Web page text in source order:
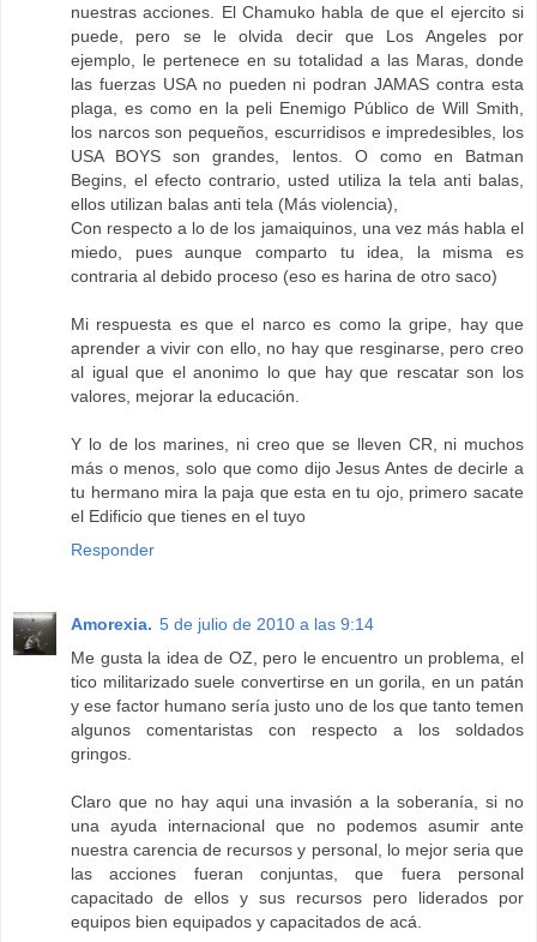
nuestras acciones. El Chamuko habla de que el ejercito si
puede, pero se le olvida decir que Los Angeles por
ejemplo, le pertenece en su totalidad a las Maras, donde
las fuerzas USA no pueden ni podran JAMAS contra esta
plaga, es como en la peli Enemigo Público de Will Smith,
los narcos son pequeños, escurridisos e impredesibles, los
USA BOYS son grandes, lentos. O como en Batman
Begins, el efecto contrario, usted utiliza la tela anti balas,
ellos utilizan balas anti tela (Más violencia),
Con respecto a lo de los jamaiquinos, una vez más habla el
miedo, pues aunque comparto tu idea, la misma es
contraria al debido proceso (eso es harina de otro saco)
Mi respuesta es que el narco es como la gripe, hay que
aprender a vivir con ello, no hay que resginarse, pero creo
al igual que el anonimo lo que hay que rescatar son los
valores, mejorar la educación.
Y lo de los marines, ni creo que se lleven CR, ni muchos
más o menos, solo que como dijo Jesus Antes de decirle a
tu hermano mira la paja que esta en tu ojo, primero sacate
el Edificio que tienes en el tuyo
Responder
Amorexia. 5 de julio de 2010 a las 9:14
Me gusta la idea de OZ, pero le encuentro un problema, el
tico militarizado suele convertirse en un gorila, en un patán
y ese factor humano sería justo uno de los que tanto temen
algunos comentaristas con respecto a los soldados
gringos.
Claro que no hay aqui una invasión a la soberanía, si no
una ayuda internacional que no podemos asumir ante
nuestra carencia de recursos y personal, lo mejor seria que
las acciones fueran conjuntas, que fuera personal
capacitado de ellos y sus recursos pero liderados por
equipos bien equipados y capacitados de acá.